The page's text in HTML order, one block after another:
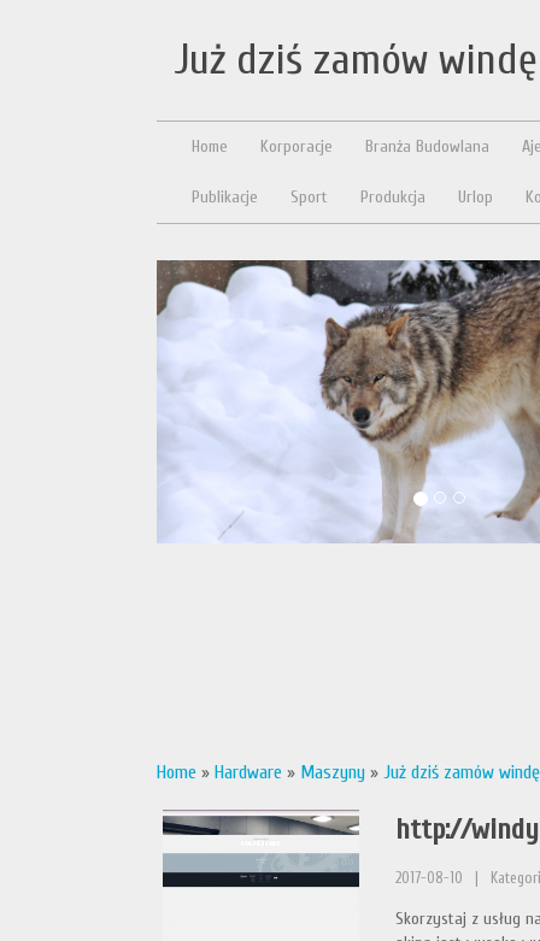
Już dziś zamów
Home Korporacje Branża Budowlana
Publikacje Sport Produkcja Urlop
Home » Hardware » Maszyny » Już dziś zamów
http://
2017-08-10
Skorzystaj z usług